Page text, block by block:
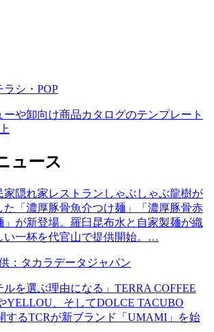
ラシ・POP
ーや卸向け商品カタログのテンプレート
ュース
家隠れ家レストランしゃぶしゃぶ龍樹が
た「濃厚豚骨魚介つけ麺」「濃厚豚骨赤
」が新登場。羅臼昆布水と自家製麺が織
い一杯を代官山で提供開始。…
：タカラデータジャパン
ルを選ぶ理由になる」TERRA COFFEE
YELLOU、そしてDOLCE TACUBO
するTCRが新ブランド「UMAMI」を始